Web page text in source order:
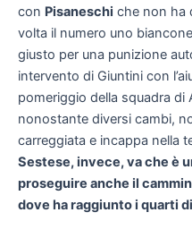
con Pisaneschi che non ha
volta il numero uno
giusto per una punizione
intervento di Giuntini con
pomeriggio della squadra di
nonostante diversi cambi,
carreggiata e incappa nella
Sestese, invece, va che è
proseguire anche il
dove ha raggiunto i quarti